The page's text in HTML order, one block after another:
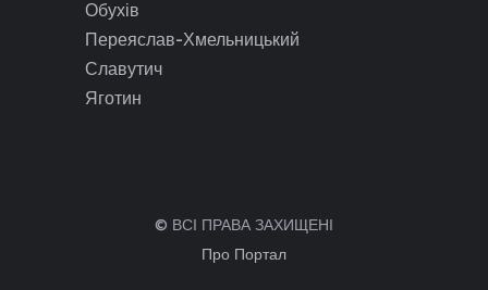
Обухів
Переяслав-Хмельницький
Славутич
Яготин
© ВСІ ПРАВА ЗАХИЩЕНІ
Про Портал